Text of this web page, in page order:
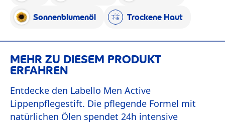
Sonnenblumenöl Trockene Haut
MEHR ZU DIESEM PRODUKT
ERFAHREN
Entdecke den Labello Men Active
Lippenpflegestift. Die pflegende Formel mit
natürlichen Ölen spendet 24h intensive